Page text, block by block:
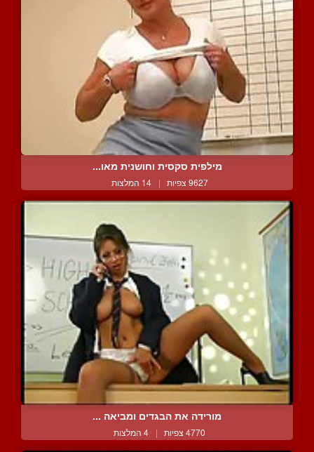
מילפית סקסית וחושנית מאו...
9627 צפיות | 14 המלצות
מורידה את הבגדים ומביאה ...
4770 צפיות | 4 המלצות